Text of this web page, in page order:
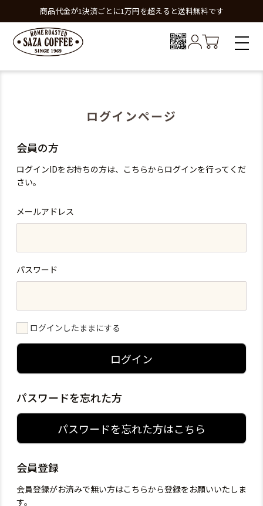
商品代金が1決済ごとに1万円を超えると送料無料です
ログインページ
会員の方
ログインIDをお持ちの方は、こちらからログインを行ってくだ
さい。
メールアドレス
パスワード
ログインしたままにする
ログイン
パスワードを忘れた方
パスワードを忘れた方はこちら
会員登録
会員登録がお済みで無い方はこちらから登録をお願いいたしま
す。